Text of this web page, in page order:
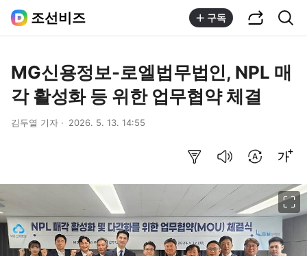
조선비즈 구독
MG신용정보-로엘법무법인, NPL 매
각 활성화 등 위한 업무협약 체결
김두열 기자 2026. 5. 13. 14:55